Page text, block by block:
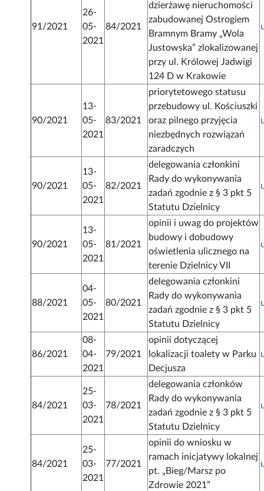
91/2021
26-
05-
2021
84/2021
dzierżawę nieruchomości
zabudowanej Ostrogiem
Bramnym Bramy „Wola
Justowska” zlokalizowanej
przy ul. Królowej Jadwigi
124 D w Krakowie
90/2021
13-
05-
2021
83/2021
priorytetowego statusu
przebudowy ul. Kościuszki
oraz pilnego przyjęcia
niezbędnych rozwiązań
zaradczych
90/2021
13-
05-
2021
82/2021
delegowania członkini
Rady do wykonywania
zadań zgodnie z § 3 pkt 5
Statutu Dzielnicy
90/2021
13-
05-
2021
81/2021
opinii i uwag do projektów
budowy i dobudowy
oświetlenia ulicznego na
terenie Dzielnicy VII
88/2021
04-
05-
2021
80/2021
delegowania członkini
Rady do wykonywania
zadań zgodnie z § 3 pkt 5
Statutu Dzielnicy
86/2021
08-
04-
2021
79/2021
opinii dotyczącej
lokalizacji toalety w Parku
Decjusza
84/2021
25-
03-
2021
78/2021
delegowania członków
Rady do wykonywania
zadań zgodnie z § 3 pkt 5
Statutu Dzielnicy
84/2021
25-
03-
2021
77/2021
opinii do wniosku w
ramach inicjatywy lokalnej
pt. „Bieg/Marsz po
Zdrowie 2021”